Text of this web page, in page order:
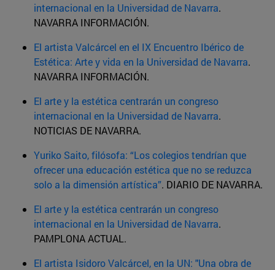
internacional en la Universidad de Navarra.
NAVARRA INFORMACIÓN.
El artista Valcárcel en el IX Encuentro Ibérico de
Estética: Arte y vida en la Universidad de Navarra.
NAVARRA INFORMACIÓN.
El arte y la estética centrarán un congreso
internacional en la Universidad de Navarra.
NOTICIAS DE NAVARRA.
Yuriko Saito, filósofa: “Los colegios tendrían que
ofrecer una educación estética que no se reduzca
solo a la dimensión artística”. DIARIO DE NAVARRA.
El arte y la estética centrarán un congreso
internacional en la Universidad de Navarra.
PAMPLONA ACTUAL.
El artista Isidoro Valcárcel, en la UN: "Una obra de